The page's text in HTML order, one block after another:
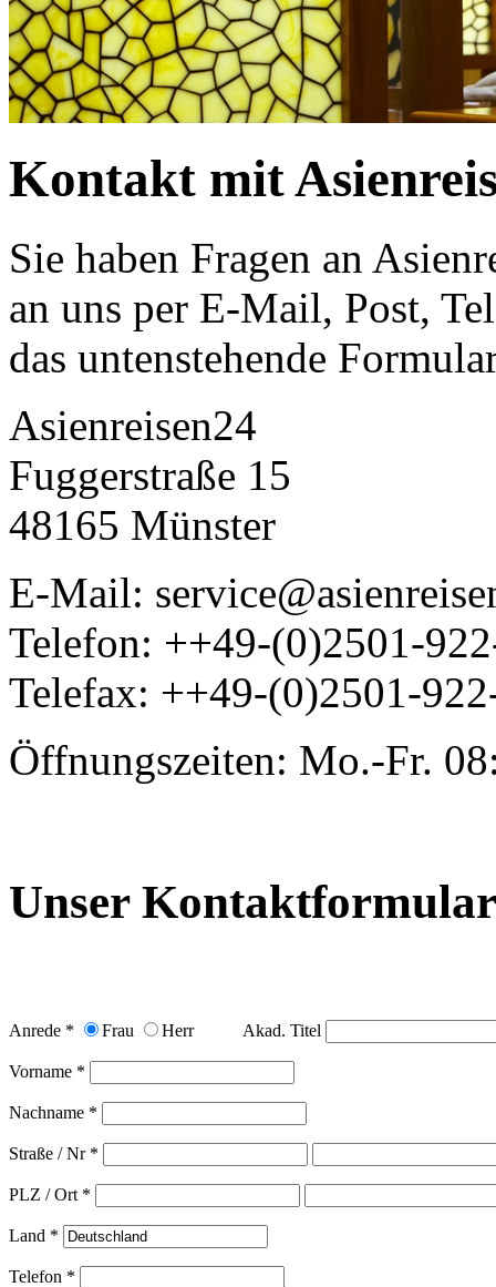
Kontakt mit
Sie haben Fragen an
an uns per E-Mail, Post,
das untenstehende
Asienreisen24
Fuggerstraße 15
48165 Münster
E-Mail:
Telefon: ++49-(0)2501-
Telefax: ++49-(0)2501-
Öffnungszeiten: Mo.-Fr.
Unser Kontaktformular
Anrede * Frau Herr Akad. Titel
Vorname *
Nachname *
Straße / Nr *
PLZ / Ort *
Land *
Telefon *